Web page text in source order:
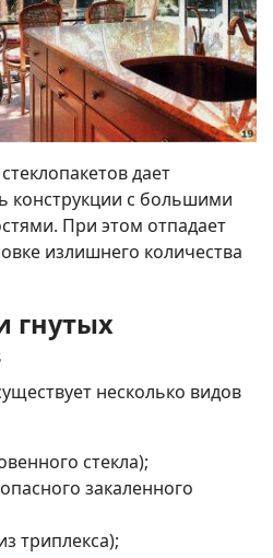
дает
конструкции с большими
При этом отпадает
излишнего количества
гнутых
несколько видов
стекла);
закаленного
триплекса);